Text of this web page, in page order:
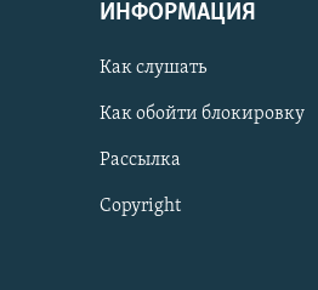
ИНФОРМАЦИЯ
Как слушать
Как обойти блокировку
Рассылка
Copyright